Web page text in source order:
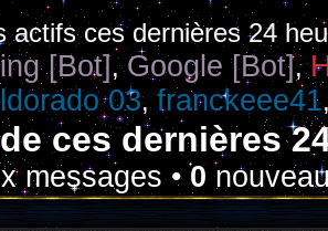
actifs ces dernières 24
[Bot],Google [Bot],
03,franckeee41
ces dernières
messages • 0